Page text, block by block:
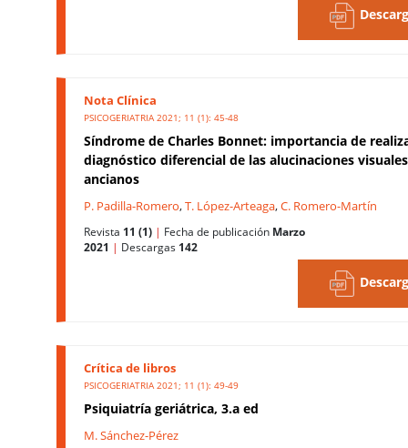
Nota Clínica
PSICOGERIATRIA 2021; 11 (1): 45-48
Síndrome de Charles Bonnet: importancia de
diagnóstico diferencial de las alucinaciones
ancianos
P. Padilla-Romero,T. López-Arteaga,C. Romero-Martín
Revista 11 (1) | Fecha de publicación Marzo
2021 | Descargas 142
Crítica de libros
PSICOGERIATRIA 2021; 11 (1): 49-49
Psiquiatría geriátrica, 3.a ed
M. Sánchez-Pérez